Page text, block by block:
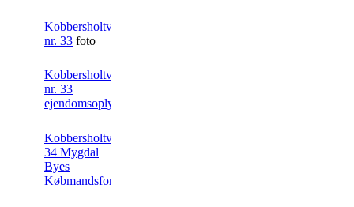
Kobbersholtvej
nr. 33 foto
Kobbersholtvej
nr. 33
ejendomsoplysning
Kobbersholtvej
34 Mygdal
Byes
Købmandsforretning foto